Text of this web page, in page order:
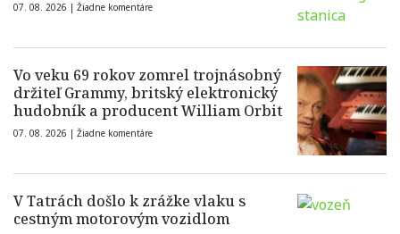
07. 08. 2026 | Žiadne komentáre
Vo veku 69 rokov zomrel trojnásobný
držiteľ Grammy, britský elektronický
hudobník a producent William Orbit
07. 08. 2026 | Žiadne komentáre
V Tatrách došlo k zrážke vlaku s
cestným motorovým vozidlom